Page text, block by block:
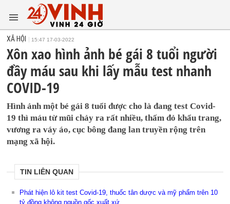
XÃ HỘI 15:47 17-03-2022
Xôn xao hình ảnh bé gái 8 tuổi người
đầy máu sau khi lấy mẫu test nhanh
COVID-19
Hình ảnh một bé gái 8 tuổi được cho là đang test Covid-
19 thì máu từ mũi chảy ra rất nhiều, thấm đỏ khẩu trang,
vương ra váy áo, cục bông đang lan truyền rộng trên
mạng xã hội.
TIN LIÊN QUAN
Phát hiện lô kit test Covid-19, thuốc tân dược và mỹ phẩm trên 10
tỷ đồng không nguồn gốc xuất xứ